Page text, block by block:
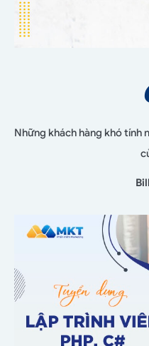
Những khách hàng khó tính